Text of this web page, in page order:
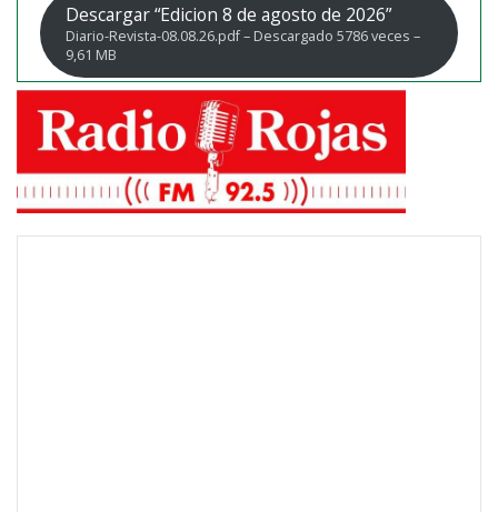
Descargar “Edicion 8 de agosto de 2026”
Diario-Revista-08.08.26.pdf – Descargado 5786 veces –
9,61 MB